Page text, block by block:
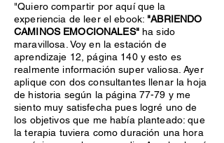
"Quiero compartir por aquí que la
experiencia de leer el ebook: "ABRIENDO
CAMINOS EMOCIONALES"ha sido
maravillosa. Voy en la estación de
aprendizaje 12, página 140 y esto es
realmente información super valiosa. Ayer
aplique con dos consultantes llenar la hoja
de historia según la página 77-79 y me
siento muy satisfecha pues logré uno de
los objetivos que me había planteado: que
la terapia tuviera como duración una hora